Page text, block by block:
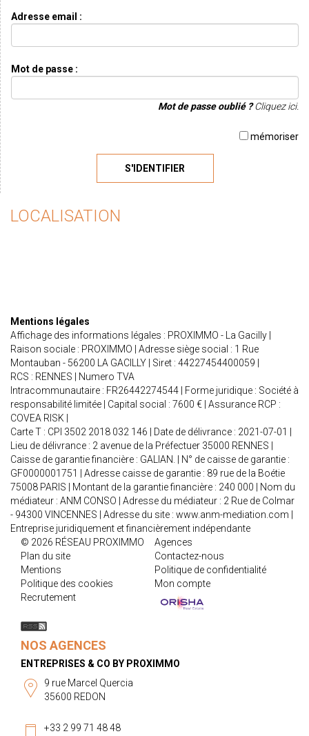
Adresse email :
Mot de passe :
Mot de passe oublié ?Cliquez ici.
mémoriser
S'IDENTIFIER
LOCALISATION
Mentions légales
Affichage des informations légales : PROXIMMO - La Gacilly |
Raison sociale : PROXIMMO | Adresse siège social : 1 Rue
Montauban - 56200 LA GACILLY | Siret : 44227454400059 |
RCS : RENNES | Numero TVA
Intracommunautaire : FR26442274544 | Forme juridique : Société à
responsabilité limitée | Capital social : 7600 € | Assurance RCP :
COVEA RISK |
Carte T : CPI 3502 2018 032 146 | Date de délivrance : 2021-07-01 |
Lieu de délivrance : 2 avenue de la Préfectuer 35000 RENNES |
Caisse de garantie financière : GALIAN. | N° de caisse de garantie :
GF0000001751 | Adresse caisse de garantie : 89 rue de la Boétie
75008 PARIS | Montant de la garantie financière : 240 000 | Nom du
médiateur : ANM CONSO | Adresse du médiateur : 2 Rue de Colmar
- 94300 VINCENNES | Adresse du site : www.anm-mediation.com
Entreprise juridiquement et financièrement indépendante
© 2026 RÉSEAU PROXIMMO
Agences
Plan du site
Contactez-nous
Mentions
Politique de confidentialité
Politique des cookies
Mon compte
Recrutement
NOS AGENCES
ENTREPRISES & CO BY PROXIMMO
9 rue Marcel Quercia
35600 REDON
+33 2 99 71 48 48